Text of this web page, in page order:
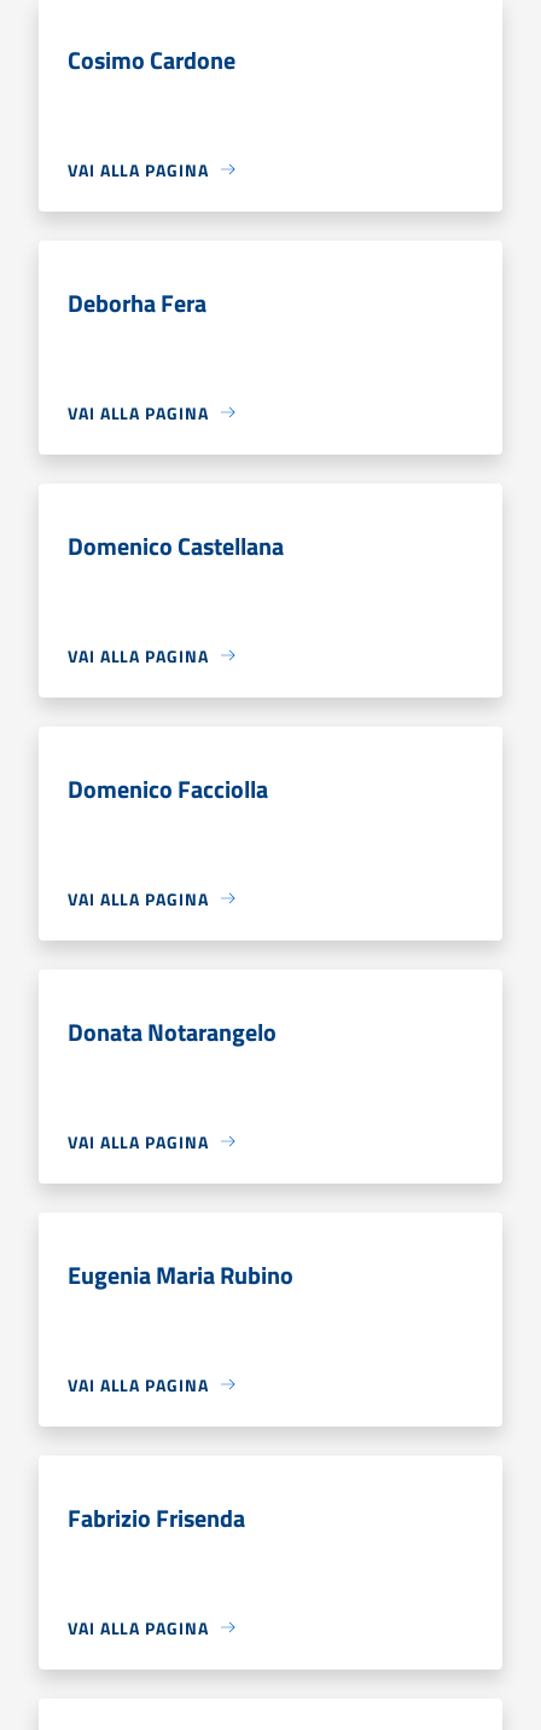
Cosimo Cardone
VAI ALLA PAGINA
Deborha Fera
VAI ALLA PAGINA
Domenico Castellana
VAI ALLA PAGINA
Domenico Facciolla
VAI ALLA PAGINA
Donata Notarangelo
VAI ALLA PAGINA
Eugenia Maria Rubino
VAI ALLA PAGINA
Fabrizio Frisenda
VAI ALLA PAGINA